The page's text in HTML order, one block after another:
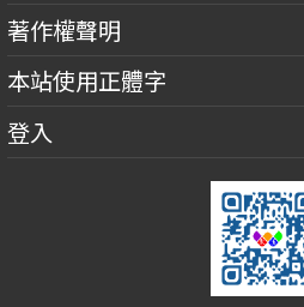
著作權聲明
本站使用正體字
登入